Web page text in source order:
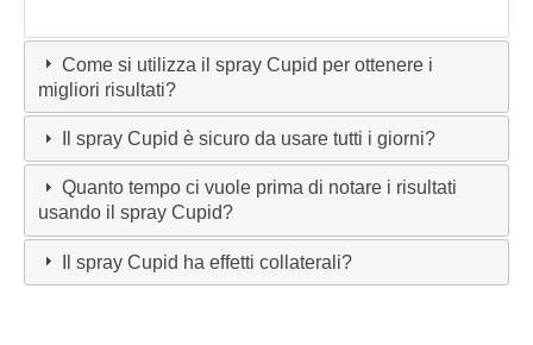
Come si utilizza il spray Cupid per ottenere i
migliori risultati?
Il spray Cupid è sicuro da usare tutti i giorni?
Quanto tempo ci vuole prima di notare i risultati
usando il spray Cupid?
Il spray Cupid ha effetti collaterali?